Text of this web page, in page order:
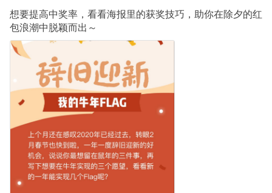
想要提高中奖率，看看海报里的获奖技巧，助你在除夕的红
包浪潮中脱颖而出～